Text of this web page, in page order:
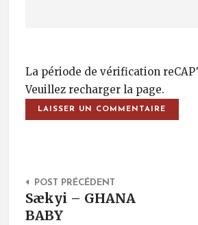
La période de vérification
Veuillez recharger la page.
Post
POST PRÉCÉDENT
Sækyi – GHANA
BABY